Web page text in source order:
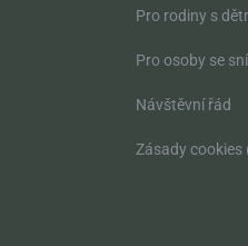
Pro rodiny s
Pro osoby se
Návštěvní řád
Zásady cookies